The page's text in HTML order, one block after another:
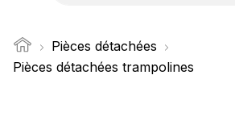
Pièces détachées
Pièces détachées trampolines